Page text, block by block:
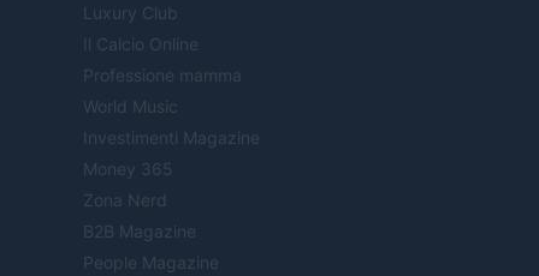
Luxury Club
Il Calcio Online
Professione mamma
World Music
Investimenti Magazine
Money 365
Zona Nerd
B2B Magazine
People Magazine